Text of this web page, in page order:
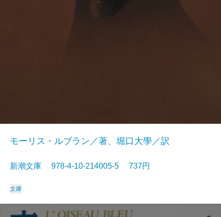
モーリス・ルブラン／著、堀口大學／訳
新潮文庫 978-4-10-214005-5 737円
文庫